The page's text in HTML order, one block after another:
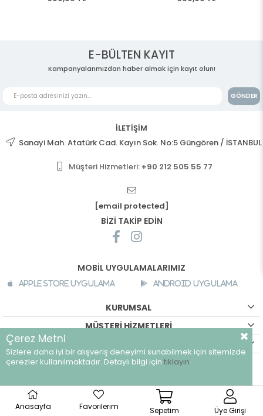
E-BÜLTEN KAYIT
Kampanyalarımızdan haber almak için kayıt olun!
GÖNDER
İLETİŞİM
Sanayi Mah. Atatürk Cad. Kayın Sok. No:5 Güngören / İSTANBUL
Müşteri Hizmetleri: +90 212 505 55 77
[email protected]
BİZİ TAKİP EDİN
MOBİL UYGULAMALARIMIZ
Apple Store Uygulama Android Uygulama
KURUMSAL
MÜŞTERİ HİZMETLERİ
©breeze.com.tr - Tüm hakları saklıdır.
Anasayfa Favorilerim Sepetim Üye Girişi
Çerez Metni
Sizlere daha iyi bir alışveriş deneyimi sunabilmek için sitemizde
çerezler kullanılmaktadır. Detaylı bilgi için tıklayın